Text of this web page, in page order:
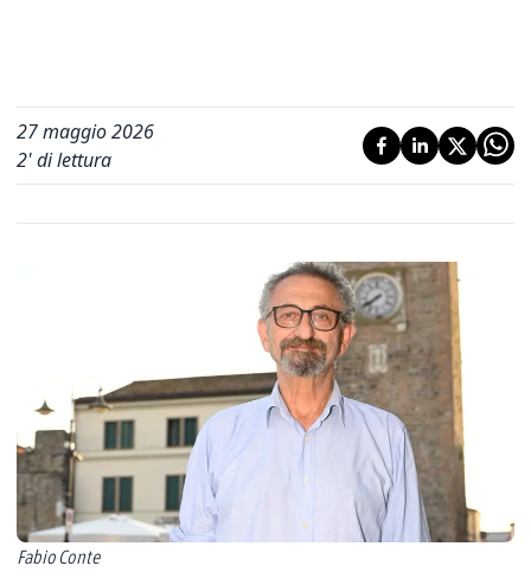
27 maggio 2026
2' di lettura
Fabio Conte